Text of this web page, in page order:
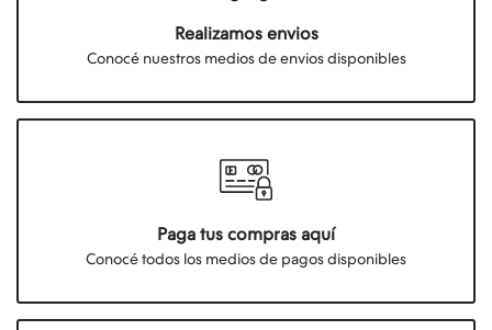
Realizamos envios
Conocé nuestros medios de envios disponibles
Paga tus compras aquí
Conocé todos los medios de pagos disponibles